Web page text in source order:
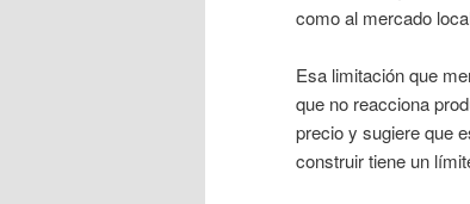
como al mercado
Esa limitación que
que no reacciona
precio y sugiere que
construir tiene un